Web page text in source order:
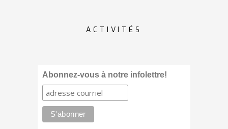
ACTIVITÉS
Abonnez-vous à notre infolettre!